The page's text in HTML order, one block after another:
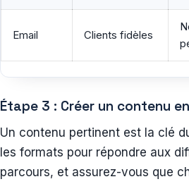
Email Clients fidèles
Étape 3 : Créer un contenu
Un contenu pertinent est la clé
les formats pour répondre aux
parcours, et assurez-vous que